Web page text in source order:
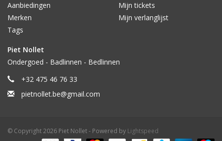
Aanbiedingen
Merken
Tags
Mijn tickets
Mijn verlanglijst
Piet Nollet
Ondergoed - Badlinnen - Bedlinnen
+32 475 46 76 33
pietnollet.be@gmail.com
© Copyright 2026 Piet Nollet - Powered by Lightspeed